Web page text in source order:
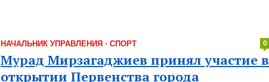
НАЧАЛЬНИК УПРАВЛЕНИЯ · СПОРТ 0
Мурад Мирзагаджиев принял участие в
открытии Первенства города